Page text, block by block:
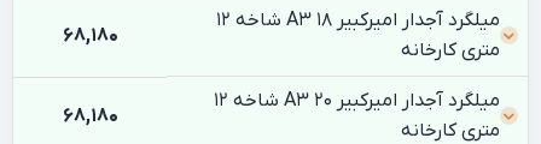
میلگرد آجدار امیرکبیر 18 A3 شاخه 12
متری کارخانه
68,180
میلگرد آجدار امیرکبیر 20 A3 شاخه 12
متری کارخانه
68,180